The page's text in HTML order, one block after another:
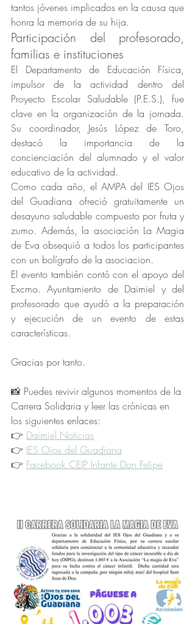
tantos jóvenes implicados en la causa que
honra la memoria de su hija.
Participación del profesorado,
familias e instituciones
El Departamento de Educación Física,
impulsor de la actividad dentro del
Proyecto Escolar Saludable (P.E.S.), fue
clave en la organización de la jornada.
Su coordinador, Jesús López de Toro,
destacó la importancia de la
concienciación del alumnado y el valor
educativo de la actividad.
Como cada año, el AMPA del IES Ojos
del Guadiana ofreció gratuitamente un
desayuno saludable compuesto por fruta y
zumo. Además, la asociación La Magia
de Eva obsequió a todos los participantes
con un bolígrafo de la asociacion.
El evento también contó con el apoyo del
profesorado que ayudó a la preparación
y ejecución de un evento de estas
características.
Gracias por tanto.
📸 Puedes revivir algunos momentos de la
Carrera Solidaria y leer las crónicas en
los siguientes enlaces:
👉 Daimiel Noticias
👉 IES Ojos del Guadiana
👉 Facebook CEIP Infante Don Felipe